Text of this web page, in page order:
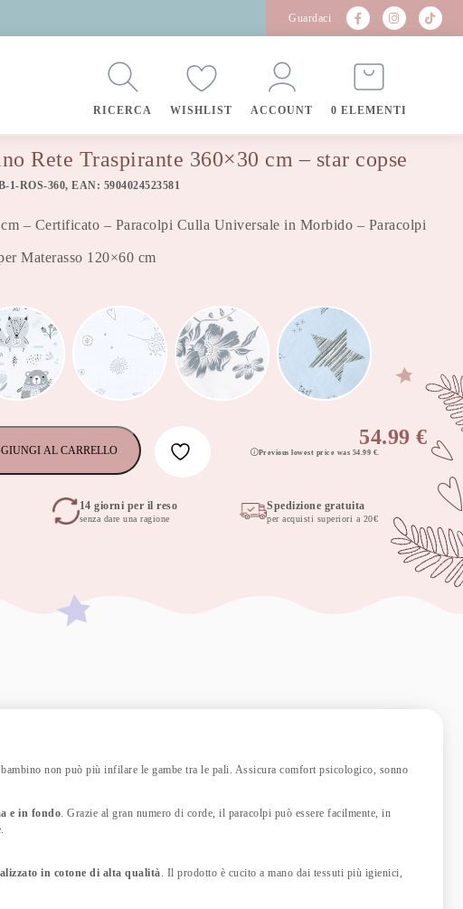
Guardaci
RICERCA WISHLIST ACCOUNT 0 ELEMENTI
Rete Traspirante 360×30 cm – star copse
1-ROS-360, EAN: 5904024523581
– Certificato – Paracolpi Culla Universale in Morbido – Paracolpi
Materasso 120×60 cm
AL CARRELLO
54.99€
Previous lowest price was 54.99 €.
14 giorni per il reso
senza dare una ragione
Spedizione gratuita
per acquisti superiori a 20€
non può più infilare le gambe tra le pali. Assicura comfort psicologico, sonno
e in fondo. Grazie al gran numero di corde, il paracolpi può essere facilmente, in
in cotone di alta qualità. Il prodotto è cucito a mano dai tessuti più igienici,